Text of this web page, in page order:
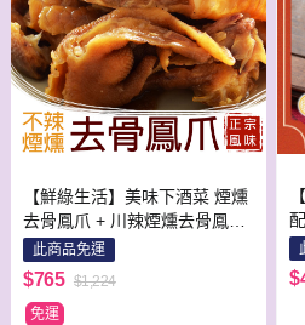
【鮮綠生活】美味下酒菜 煙燻
去骨鳳爪 + 川辣煙燻去骨鳳爪
各三包共6包
此商品免運
$765 $1,224
免運